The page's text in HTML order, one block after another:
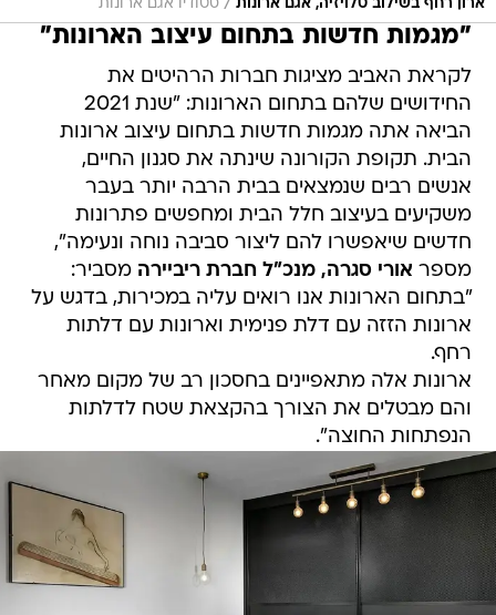
ארון רחף בשילוב טלויזיה, אגם ארונות / סטודיו אגם ארונות
"מגמות חדשות בתחום עיצוב הארונות"
לקראת האביב מציגות חברות הרהיטים את
החידושים שלהם בתחום הארונות: "שנת 2021
הביאה אתה מגמות חדשות בתחום עיצוב ארונות
הבית. תקופת הקורונה שינתה את סגנון החיים,
אנשים רבים שנמצאים בבית הרבה יותר בעבר
משקיעים בעיצוב חלל הבית ומחפשים פתרונות
חדשים שיאפשרו להם ליצור סביבה נוחה ונעימה",
מספר אורי סגרה, מנכ"ל חברת ריביירה מסביר:
"בתחום הארונות אנו רואים עליה במכירות, בדגש על
ארונות הזזה עם דלת פנימית וארונות עם דלתות
רחף.
ארונות אלה מתאפיינים בחסכון רב של מקום מאחר
והם מבטלים את הצורך בהקצאת שטח לדלתות
הנפתחות החוצה".